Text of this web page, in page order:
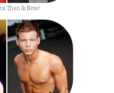
Then & Now!